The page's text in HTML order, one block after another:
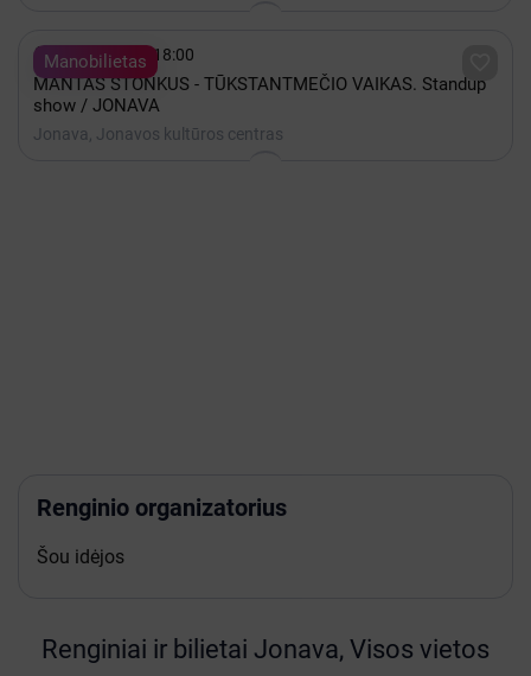
Manobilietas
 Lapkritis 28 - 18:00
MANTAS STONKUS - TŪKSTANTMEČIO VAIKAS. Standup
show / JONAVA
Jonava, Jonavos kultūros centras
Renginio organizatorius
Šou idėjos
Renginiai ir bilietai Jonava, Visos vietos